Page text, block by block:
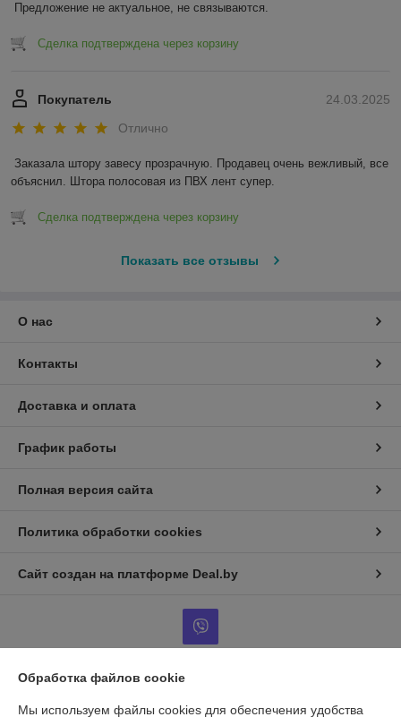
Предложение не актуальное, не связываются.
Сделка подтверждена через корзину
24.03.2025
Покупатель
Отлично
Заказала штору завесу прозрачную. Продавец очень вежливый, все
объяснил. Штора полосовая из ПВХ лент супер.
Сделка подтверждена через корзину
Показать все отзывы
О нас
Контакты
Доставка и оплата
График работы
Полная версия сайта
Политика обработки cookies
Сайт создан на платформе Deal.by
Обработка файлов cookie
Мы используем файлы cookies для обеспечения удобства